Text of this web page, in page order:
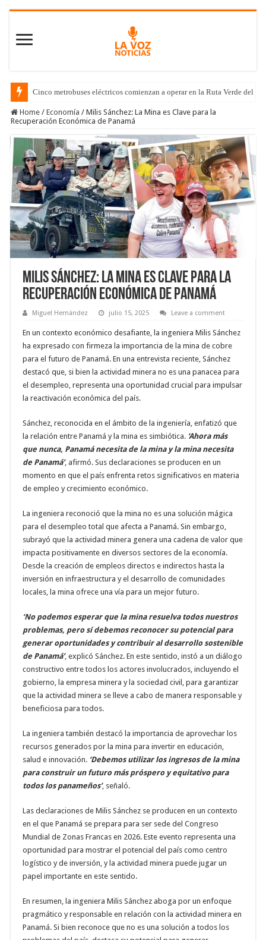
Cinco metrobuses eléctricos comienzan a operar en la Ruta Verde del
Home / Economía / Milis Sánchez: La Mina es Clave para la
Recuperación Económica de Panamá
Milis Sánchez: La Mina es Clave para la
Recuperación Económica de Panamá
Miguel Hernández julio 15, 2025 Leave a comment
En un contexto económico desafiante, la ingeniera Milis Sánchez
ha expresado con firmeza la importancia de la mina de cobre
para el futuro de Panamá. En una entrevista reciente, Sánchez
destacó que, si bien la actividad minera no es una panacea para
el desempleo, representa una oportunidad crucial para impulsar
la reactivación económica del país.
Sánchez, reconocida en el ámbito de la ingeniería, enfatizó que
la relación entre Panamá y la mina es simbiótica. ‘Ahora más
que nunca, Panamá necesita de la mina y la mina necesita
de Panamá’, afirmó. Sus declaraciones se producen en un
momento en que el país enfrenta retos significativos en materia
de empleo y crecimiento económico.
La ingeniera reconoció que la mina no es una solución mágica
para el desempleo total que afecta a Panamá. Sin embargo,
subrayó que la actividad minera genera una cadena de valor que
impacta positivamente en diversos sectores de la economía.
Desde la creación de empleos directos e indirectos hasta la
inversión en infraestructura y el desarrollo de comunidades
locales, la mina ofrece una vía para un mejor futuro.
‘No podemos esperar que la mina resuelva todos nuestros
problemas, pero sí debemos reconocer su potencial para
generar oportunidades y contribuir al desarrollo sostenible
de Panamá’, explicó Sánchez. En este sentido, instó a un diálogo
constructivo entre todos los actores involucrados, incluyendo el
gobierno, la empresa minera y la sociedad civil, para garantizar
que la actividad minera se lleve a cabo de manera responsable y
beneficiosa para todos.
La ingeniera también destacó la importancia de aprovechar los
recursos generados por la mina para invertir en educación,
salud e innovación. ‘Debemos utilizar los ingresos de la mina
para construir un futuro más próspero y equitativo para
todos los panameños’, señaló.
Las declaraciones de Milis Sánchez se producen en un contexto
en el que Panamá se prepara para ser sede del Congreso
Mundial de Zonas Francas en 2026. Este evento representa una
oportunidad para mostrar el potencial del país como centro
logístico y de inversión, y la actividad minera puede jugar un
papel importante en este sentido.
En resumen, la ingeniera Milis Sánchez aboga por un enfoque
pragmático y responsable en relación con la actividad minera en
Panamá. Si bien reconoce que no es una solución a todos los